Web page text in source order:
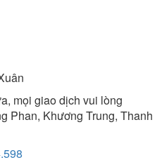
Phan, Khương Trung, Thanh